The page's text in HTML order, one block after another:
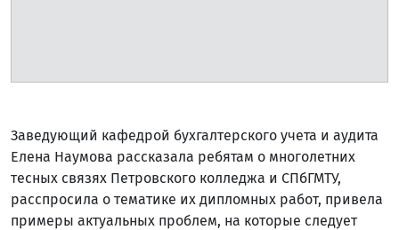
Заведующий кафедрой бухгалтерского учета и аудита
Елена Наумова рассказала ребятам о многолетних
тесных связях Петровского колледжа и СПбГМТУ,
расспросила о тематике их дипломных работ, привела
примеры актуальных проблем, на которые следует